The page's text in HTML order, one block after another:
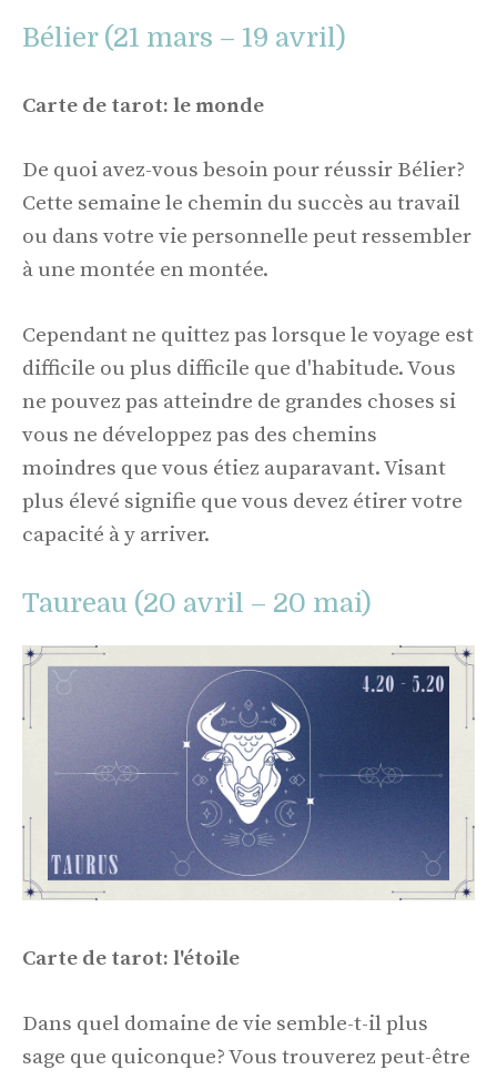
Bélier (21 mars – 19 avril)
Carte de tarot: le monde
De quoi avez-vous besoin pour réussir Bélier?
Cette semaine le chemin du succès au travail
ou dans votre vie personnelle peut ressembler
à une montée en montée.
Cependant ne quittez pas lorsque le voyage est
difficile ou plus difficile que d'habitude. Vous
ne pouvez pas atteindre de grandes choses si
vous ne développez pas des chemins
moindres que vous étiez auparavant. Visant
plus élevé signifie que vous devez étirer votre
capacité à y arriver.
Taureau (20 avril – 20 mai)
Carte de tarot: l'étoile
Dans quel domaine de vie semble-t-il plus
sage que quiconque? Vous trouverez peut-être